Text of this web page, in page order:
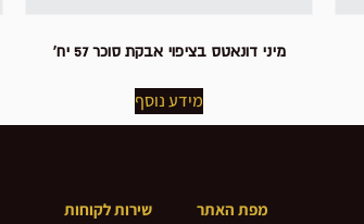
מיני דונאטס בציפוי אבקת סוכר 57 יח'
מידע נוסף
מפת האתר שירות לקוחות